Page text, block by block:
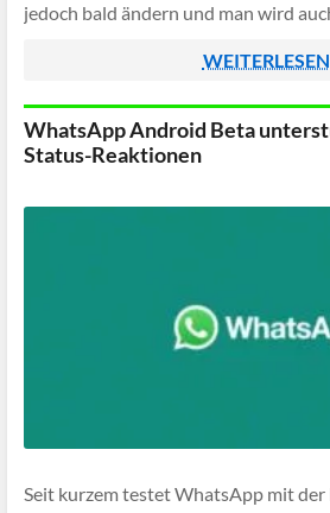
jedoch bald ändern und man wird
WEITERLESEN
WhatsApp Android Beta
Status-Reaktionen
Seit kurzem testet WhatsApp mit der